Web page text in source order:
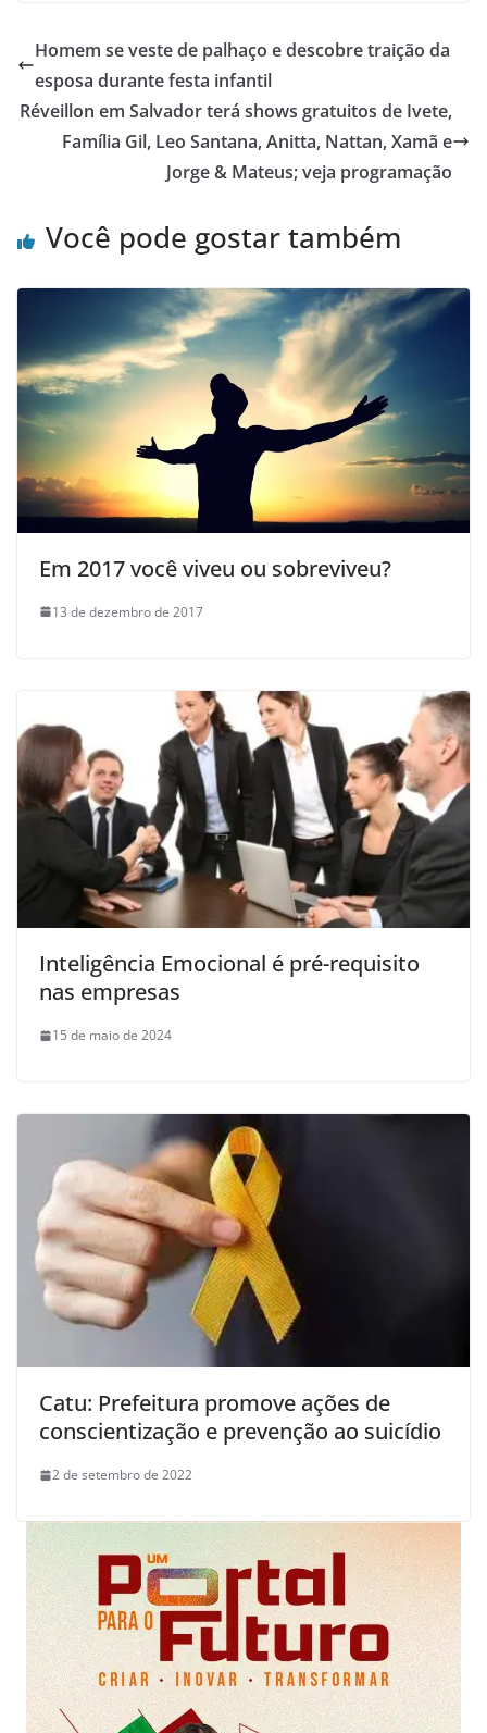
Homem se veste de palhaço e descobre traição da
esposa durante festa infantil
Réveillon em Salvador terá shows gratuitos de Ivete,
Família Gil, Leo Santana, Anitta, Nattan, Xamã e
Jorge & Mateus; veja programação
Você pode gostar também
Em 2017 você viveu ou sobreviveu?
13 de dezembro de 2017
Inteligência Emocional é pré-requisito
nas empresas
15 de maio de 2024
Catu: Prefeitura promove ações de
conscientização e prevenção ao suicídio
2 de setembro de 2022